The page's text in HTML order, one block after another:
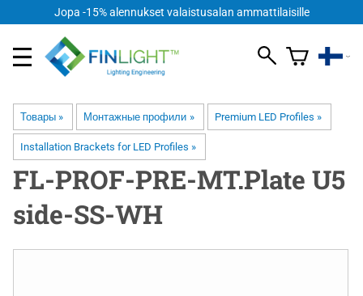
Jopa -15% alennukset valaistusalan ammattilaisille
Товары ‪» Монтажные профили ‪» Premium LED Profiles ‪»
Installation Brackets for LED Profiles ‪»
FL-PROF-PRE-MT.Plate U5
side-SS-WH